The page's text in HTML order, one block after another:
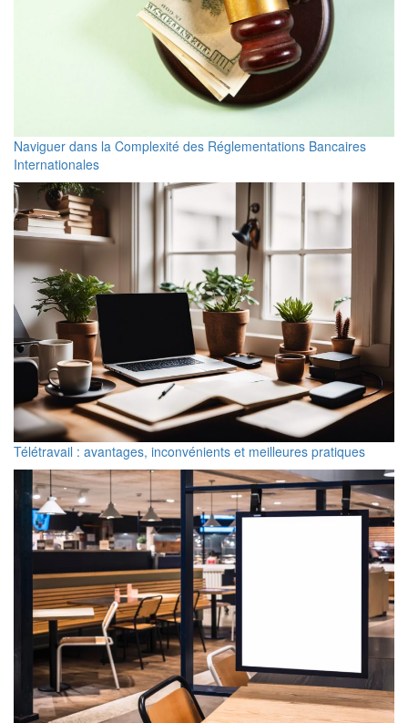
Naviguer dans la Complexité des Réglementations Bancaires
Internationales
Télétravail : avantages, inconvénients et meilleures pratiques